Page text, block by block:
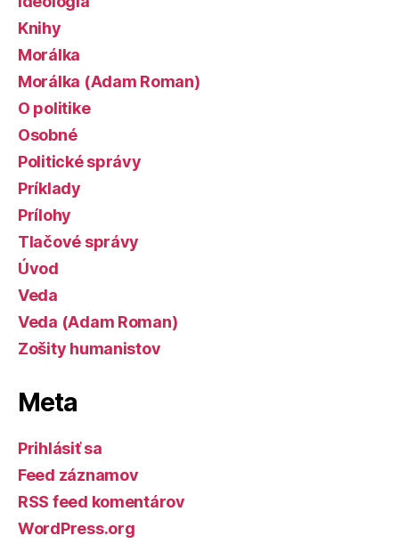
Knihy
Morálka
Morálka (Adam Roman)
O politike
Osobné
Politické správy
Príklady
Prílohy
Tlačové správy
Úvod
Veda
Veda (Adam Roman)
Zošity humanistov
Meta
Prihlásiť sa
Feed záznamov
RSS feed komentárov
WordPress.org